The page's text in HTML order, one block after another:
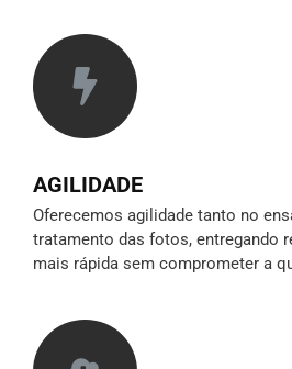
AGILIDADE
Oferecemos agilidade tanto no
tratamento das fotos, entregando
mais rápida sem comprometer a